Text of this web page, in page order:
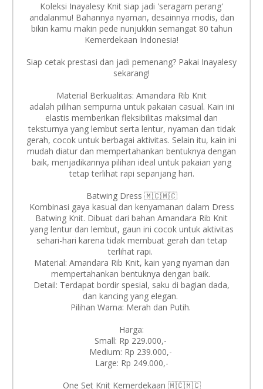
Koleksi Inayalesy Knit siap jadi 'seragam perang'
andalanmu! Bahannya nyaman, desainnya modis, dan
bikin kamu makin pede nunjukkin semangat 80 tahun
Kemerdekaan Indonesia!
Siap cetak prestasi dan jadi pemenang? Pakai Inayalesy
sekarang!
Material Berkualitas: Amandara Rib Knit
adalah pilihan sempurna untuk pakaian casual. Kain ini
elastis memberikan fleksibilitas maksimal dan
teksturnya yang lembut serta lentur, nyaman dan tidak
gerah, cocok untuk berbagai aktivitas. Selain itu, kain ini
mudah diatur dan mempertahankan bentuknya dengan
baik, menjadikannya pilihan ideal untuk pakaian yang
tetap terlihat rapi sepanjang hari.
Batwing Dress 🇲🇨🇲🇨
Kombinasi gaya kasual dan kenyamanan dalam Dress
Batwing Knit. Dibuat dari bahan Amandara Rib Knit
yang lentur dan lembut, gaun ini cocok untuk aktivitas
sehari-hari karena tidak membuat gerah dan tetap
terlihat rapi.
Material: Amandara Rib Knit, kain yang nyaman dan
mempertahankan bentuknya dengan baik.
Detail: Terdapat bordir spesial, saku di bagian dada,
dan kancing yang elegan.
Pilihan Warna: Merah dan Putih.
Harga:
Small: Rp 229.000,-
Medium: Rp 239.000,-
Large: Rp 249.000,-
One Set Knit Kemerdekaan 🇲🇨🇲🇨